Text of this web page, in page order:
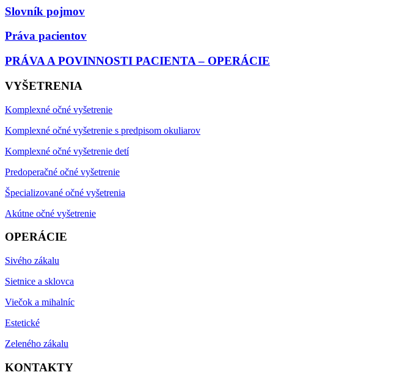
Slovník pojmov
Práva pacientov
PRÁVA A POVINNOSTI PACIENTA – OPERÁCIE
VYŠETRENIA
Komplexné očné vyšetrenie
Komplexné očné vyšetrenie s predpisom okuliarov
Komplexné očné vyšetrenie detí
Predoperačné očné vyšetrenie
Špecializované očné vyšetrenia
Akútne očné vyšetrenie
OPERÁCIE
Sivého zákalu
Sietnice a sklovca
Viečok a mihalníc
Estetické
Zeleného zákalu
KONTAKTY